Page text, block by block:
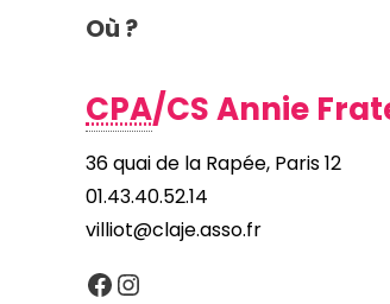
Où ?
CPA/CS Annie
36 quai de la Rapée, Paris 12
01.43.40.52.14
villiot@claje.asso.fr
Facebook
Instagram